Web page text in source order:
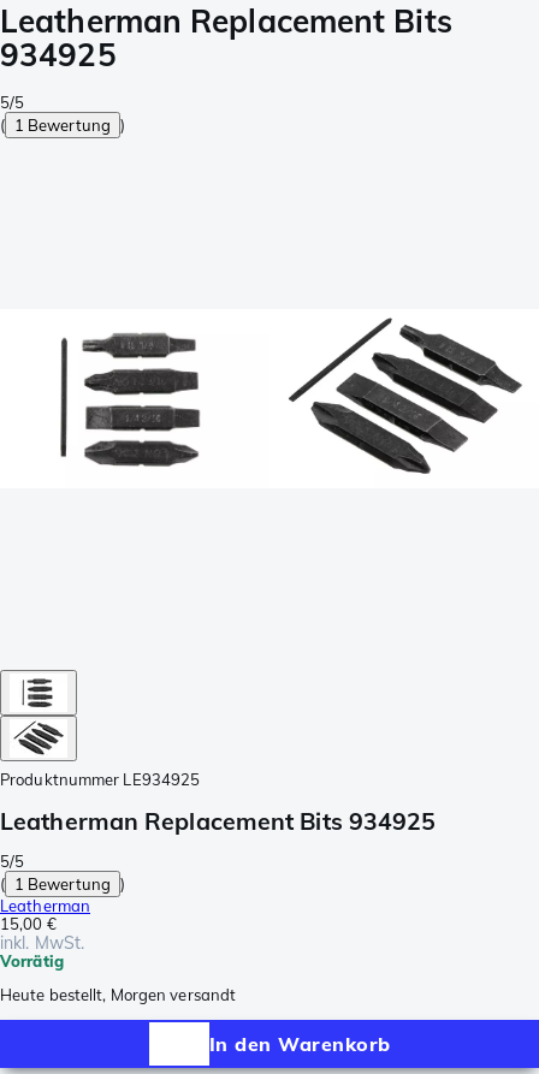
Leatherman Replacement Bits
934925
5/5
( 1 Bewertung )
Produktnummer LE934925
Leatherman Replacement Bits 934925
5/5
( 1 Bewertung )
Leatherman
15,00 €
inkl. MwSt.
Vorrätig
Heute bestellt, Morgen versandt
In den Warenkorb